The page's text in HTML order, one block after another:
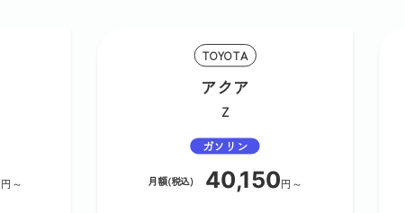
円～
TOYOTA
アクア
Z
ガソリン
月額(税込) 40,150円～